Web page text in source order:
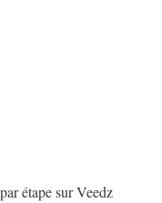
étape sur Veedz